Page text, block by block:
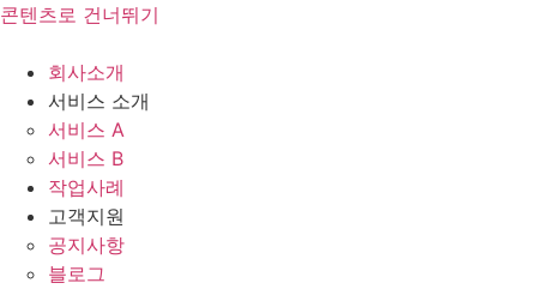
콘텐츠로 건너뛰기
회사소개
서비스 소개
서비스 A
서비스 B
작업사례
고객지원
공지사항
블로그